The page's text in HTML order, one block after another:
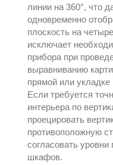
линии на 360°, что
одновременно
плоскость на
исключает
прибора при
выравниванию
прямой или
Если требуется
интерьера по
проецировать
противоположную
согласовать
шкафов.